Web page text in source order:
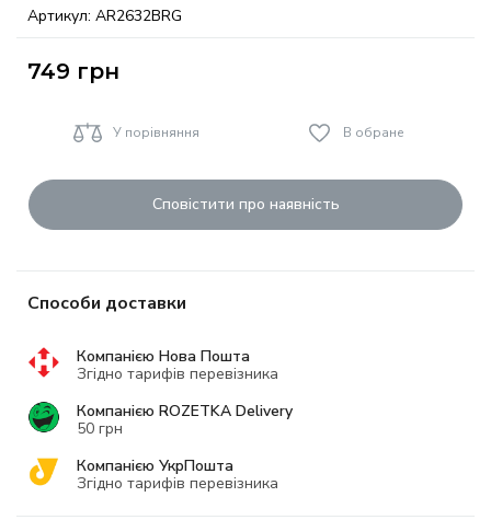
Артикул: AR2632BRG
749 грн
У порівняння В обране
Сповістити про наявність
Способи доставки
Компанією Нова Пошта
Згідно тарифів перевізника
Компанією ROZETKA Delivery
50 грн
Компанією УкрПошта
Згідно тарифів перевізника